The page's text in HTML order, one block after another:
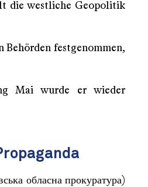
die westliche Geopolitik
festgenommen,
Mai wurde er wieder
обласна прокуратура)